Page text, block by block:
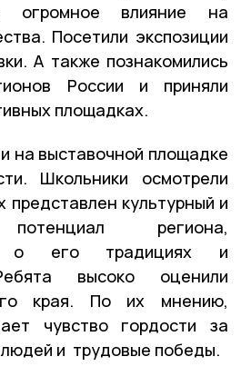
огромное влияние на
Посетили экспозиции
А также познакомились
России и приняли
площадках.
на выставочной площадке
Школьники осмотрели
представлен культурный и
потенциал региона,
о его традициях и
высоко оценили
края. По их мнению,
чувство гордости за
и трудовые победы.